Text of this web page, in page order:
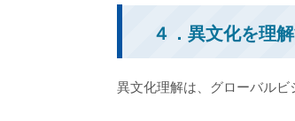
４．異文化を理
異文化理解は、グローバルビ